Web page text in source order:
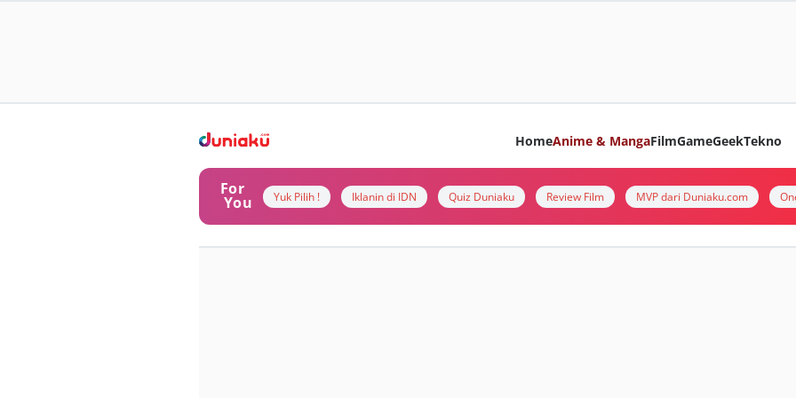
HomeAnime & MangaFilmGameGeekTekno
For
You Yuk Pilih ! Iklanin di IDN Quiz Duniaku Review Film MVP dari Duniaku.com